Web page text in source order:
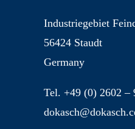
Industriegebiet
56424 Staudt
Germany
Tel. +49 (0) 2602 –